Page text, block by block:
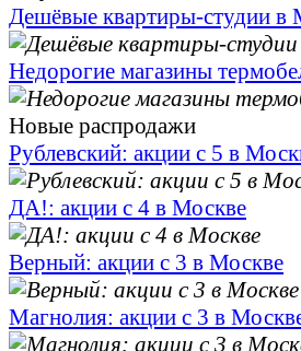
Дешёвые квартиры-студии в
Недорогие магазины
Новые распродажи
Рублевский: акции с 5 в
ДА!: акции с 4 в Москве
Верный: акции с 3 в Москве
Магнолия: акции с 3 в